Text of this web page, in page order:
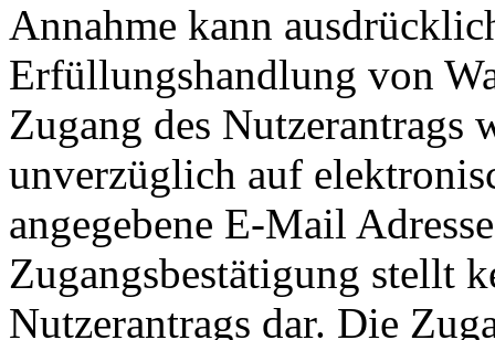
Annahme kann
Erfüllungshandlung von
Zugang des Nutzerantrags
unverzüglich auf
angegebene E-Mail
Zugangsbestätigung stellt
Nutzerantrags dar. Die